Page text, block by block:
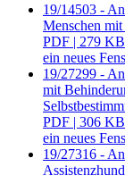
19/14503 -
Menschen
PDF | 279
ein neues
19/27299 -
mit
PDF | 306
ein neues
19/27316 -